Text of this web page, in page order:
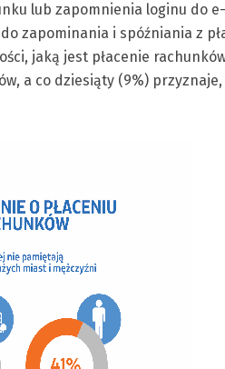
lub zapomnienia loginu do e-
zapominania i spóźniania z
jaką jest płacenie
a co dziesiąty (9%) przyznaje,